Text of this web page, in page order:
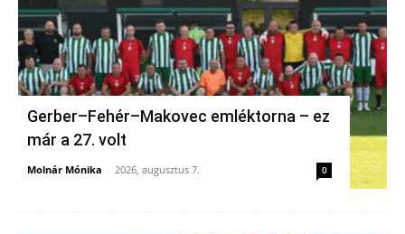
Gerber–Fehér–Makovec emléktorna – ez
már a 27. volt
Molnár Mónika - 2026, augusztus 7. 0